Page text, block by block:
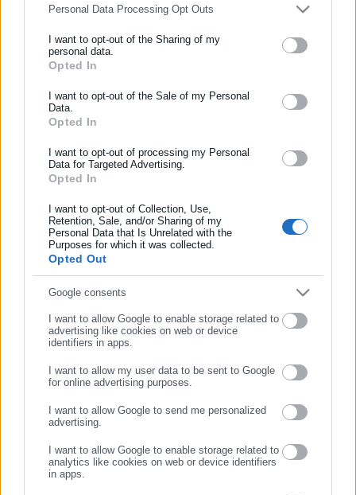
Personal Data Processing Opt Outs
I want to opt-out of the Sharing of my
personal data.
Opted In
I want to opt-out of the Sale of my Personal
Data.
Opted In
I want to opt-out of processing my Personal
Data for Targeted Advertising.
Opted In
I want to opt-out of Collection, Use,
Retention, Sale, and/or Sharing of my
Personal Data that Is Unrelated with the
Purposes for which it was collected.
Opted Out
Google consents
I want to allow Google to enable storage related to
advertising like cookies on web or device
identifiers in apps.
I want to allow my user data to be sent to Google
for online advertising purposes.
I want to allow Google to send me personalized
advertising.
I want to allow Google to enable storage related to
analytics like cookies on web or device identifiers
in apps.
15.11.2016 | 12:31
(εγκύκλιος – παράδειγμα)
Τελευταία νέα Δημοφιλή
Όλα τα νέα
Ενημερωθείτε πρώτοι για ειδήσεις και θέματα από το χώρο της
Αυτοδιοίκησης, της δημόσιας διοίκησης, της εργασίας, της
και όλο τον κόσμο!
Συμπλήρωσε όνομα
Συμπλήρωσε επώνυμο
Συμπλήρωσε email
ΣΥΝΕΧΙΣΤΕ ΣΤΟ WEBSITE
ΕΓΓΡΑΦΗ